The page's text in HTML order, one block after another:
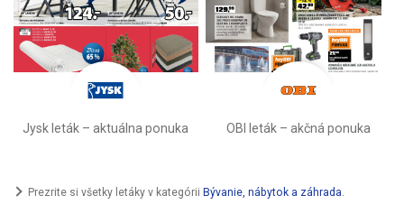
Jysk leták – aktuálna ponuka OBI leták –⁠ akčná ponuka
Prezrite si všetky letáky v kategórii Bývanie, nábytok a záhrada